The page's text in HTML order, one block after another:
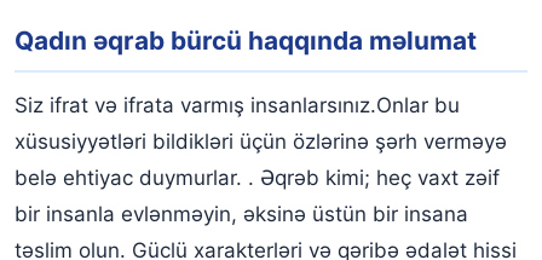
Qadın əqrab bürcü haqqında məlumat
Siz ifrat və ifrata varmış insanlarsınız.Onlar bu
xüsusiyyətləri bildikləri üçün özlərinə şərh verməyə
belə ehtiyac duymurlar. . Əqrəb kimi; heç vaxt zəif
bir insanla evlənməyin, əksinə üstün bir insana
təslim olun. Güclü xarakterləri və qəribə ədalət hissi